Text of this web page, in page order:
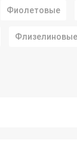
Фиолетовые
Флизелиновые